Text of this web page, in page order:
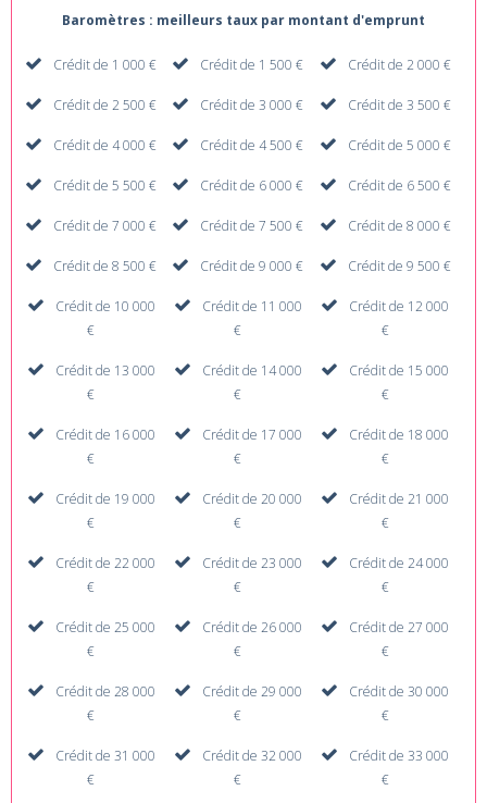
Baromètres : meilleurs taux par montant d'emprunt
Crédit de 1 000 € Crédit de 1 500 € Crédit de 2 000 €
Crédit de 2 500 € Crédit de 3 000 € Crédit de 3 500 €
Crédit de 4 000 € Crédit de 4 500 € Crédit de 5 000 €
Crédit de 5 500 € Crédit de 6 000 € Crédit de 6 500 €
Crédit de 7 000 € Crédit de 7 500 € Crédit de 8 000 €
Crédit de 8 500 € Crédit de 9 000 € Crédit de 9 500 €
Crédit de 10 000
€
Crédit de 11 000
€
Crédit de 12 000
€
Crédit de 13 000
€
Crédit de 14 000
€
Crédit de 15 000
€
Crédit de 16 000
€
Crédit de 17 000
€
Crédit de 18 000
€
Crédit de 19 000
€
Crédit de 20 000
€
Crédit de 21 000
€
Crédit de 22 000
€
Crédit de 23 000
€
Crédit de 24 000
€
Crédit de 25 000
€
Crédit de 26 000
€
Crédit de 27 000
€
Crédit de 28 000
€
Crédit de 29 000
€
Crédit de 30 000
€
Crédit de 31 000
€
Crédit de 32 000
€
Crédit de 33 000
€